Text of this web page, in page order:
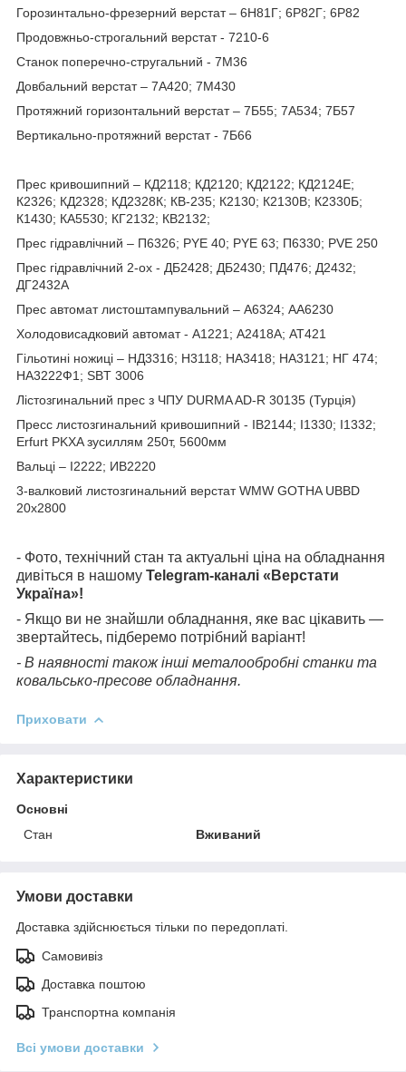
Горозинтально-фрезерний верстат – 6Н81Г; 6Р82Г; 6Р82
Продовжньо-строгальний верстат - 7210-6
Станок поперечно-стругальний - 7M36
Довбальний верстат – 7А420; 7М430
Протяжний горизонтальний верстат – 7Б55; 7А534; 7Б57
Вертикально-протяжний верстат - 7Б66
Прес кривошипний – КД2118; КД2120; КД2122; КД2124Е;
К2326; КД2328; КД2328К; КВ-235; К2130; К2130В; К2330Б;
К1430; КА5530; КГ2132; КВ2132;
Прес гідравлічний – П6326; PYE 40; PYE 63; П6330; PVE 250
Прес гідравлічний 2-ох - ДБ2428; ДБ2430; ПД476; Д2432;
ДГ2432А
Прес автомат листоштампувальний – А6324; АА6230
Холодовисадковий автомат - А1221; А2418А; АТ421
Гільотині ножиці – НД3316; Н3118; НА3418; НА3121; НГ 474;
НА3222Ф1; SBT 3006
Лістозгинальний прес з ЧПУ DURMA AD-R 30135 (Турція)
Пресс листозгинальний кривошипний - ІВ2144; І1330; І1332;
Erfurt PKXA зусиллям 250т, 5600мм
Вальці – І2222; ИВ2220
3-валковий листозгинальний верстат WMW GOTHA UBBD
20х2800
- Фото, технічний стан та актуальні ціна на обладнання
дивіться в нашому Telegram-каналі «Верстати
Україна»!
- Якщо ви не знайшли обладнання, яке вас цікавить —
звертайтесь, підберемо потрібний варіант!
- В наявності також інші металообробні станки та
ковальсько-пресове обладнання.
Приховати
Характеристики
Основні
Стан
Вживаний
Умови доставки
Доставка здійснюється тільки по передоплаті.
Самовивіз
Доставка поштою
Транспортна компанія
Всі умови доставки